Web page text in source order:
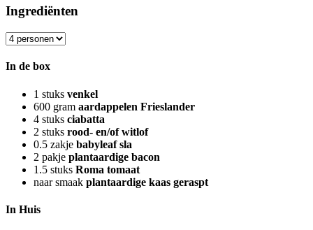
Ingrediënten
In de box
1 stuks venkel
600 gram aardappelen Frieslander
4 stuks ciabatta
2 stuks rood- en/of witlof
0.5 zakje babyleaf sla
2 pakje plantaardige bacon
1.5 stuks Roma tomaat
naar smaak plantaardige kaas geraspt
In Huis